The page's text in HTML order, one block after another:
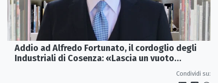
Addio ad Alfredo Fortunato, il cordoglio degli
Industriali di Cosenza: «Lascia un vuoto
Condividi su: